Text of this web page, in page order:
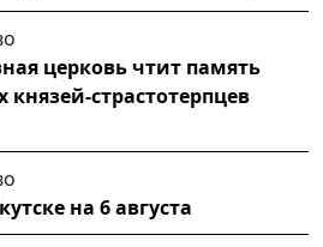
церковь чтит память
князей-страстотерпцев
на 6 августа